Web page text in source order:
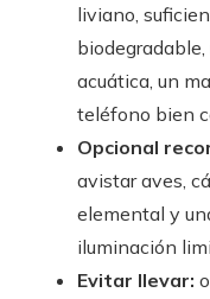
liviano,
acuática, un
teléfono bien
Opcional
avistar aves,
elemental y
iluminación
Evitar llevar: